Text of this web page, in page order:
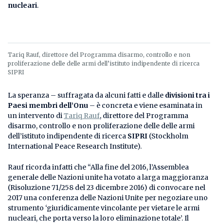
nucleari.
Tariq Rauf, direttore del Programma disarmo, controllo e non
proliferazione delle delle armi dell’istituto indipendente di ricerca
SIPRI
La speranza – suffragata da alcuni fatti e dalle divisioni tra i
Paesi membri dell’Onu – è concreta e viene esaminata in
un intervento diTariq Rauf, direttore del Programma
disarmo, controllo e non proliferazione delle delle armi
dell’istituto indipendente di ricerca SIPRI (Stockholm
International Peace Research Institute).
Rauf ricorda infatti che “Alla fine del 2016, l’Assemblea
generale delle Nazioni unite ha votato a larga maggioranza
(Risoluzione 71/258 del 23 dicembre 2016) di convocare nel
2017 una conferenza delle Nazioni Unite per negoziare uno
strumento ‘giuridicamente vincolante per vietare le armi
nucleari, che porta verso la loro eliminazione totale’. Il